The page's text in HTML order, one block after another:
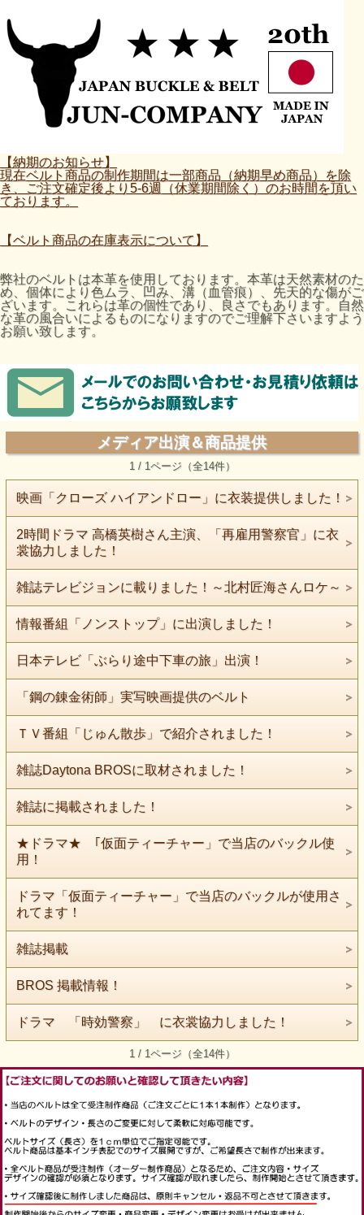
【納期のお知らせ】
現在ベルト商品の制作期間は一部商品（納期早め商品）を除
き、ご注文確定後より5-6週（休業期間除く）のお時間を頂い
ております。
【ベルト商品の在庫表示について】
弊社のベルトは本革を使用しております。本革は天然素材のた
め、個体により色ムラ、凹み、溝（血管痕）、先天的な傷がご
ざいます。これらは革の個性であり、良さでもあります。自然
な革の風合いによるものになりますのでご理解下さいますよう
お願い致します。
メディア出演＆商品提供
1 / 1ページ（全14件）
映画「クローズ ハイアンドロー」に衣装提供しました！
2時間ドラマ 高橋英樹さん主演、「再雇用警察官」に衣
裳協力しました！
雑誌テレビジョンに載りました！～北村匠海さんロケ～
情報番組「ノンストップ」に出演しました！
日本テレビ「ぶらり途中下車の旅」出演！
「鋼の錬金術師」実写映画提供のベルト
ＴＶ番組「じゅん散歩」で紹介されました！
雑誌Daytona BROSに取材されました！
雑誌に掲載されました！
★ドラマ★ ｢仮面ティーチャー」で当店のバックル使
用！
ドラマ「仮面ティーチャー」で当店のバックルが使用さ
れてます！
雑誌掲載
BROS 掲載情報！
ドラマ 「時効警察」 に衣裳協力しました！
1 / 1ページ（全14件）